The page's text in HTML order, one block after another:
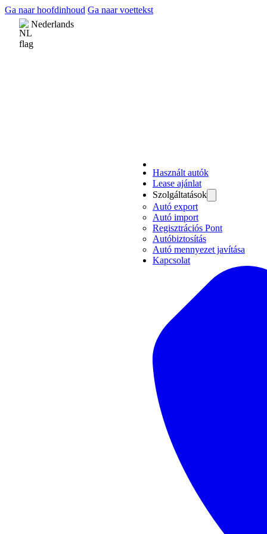
Ga naar hoofdinhoud Ga naar voettekst
Nederlands
Használt autók
Lease ajánlat
Szolgáltatások
Autó export
Autó import
Regisztrációs Pont
Autóbiztosítás
Autó mennyezet javítása
Kapcsolat